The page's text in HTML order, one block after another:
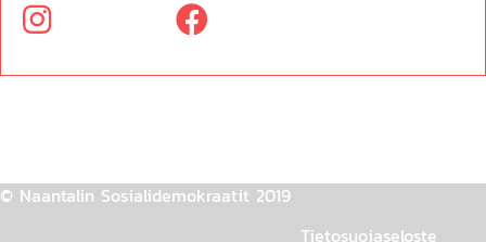
© Naantalin Sosialidemokraatit 2019
Tietosuojaseloste